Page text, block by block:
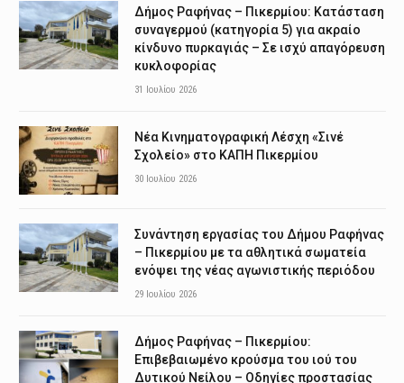
Δήμος Ραφήνας – Πικερμίου: Κατάσταση
συναγερμού (κατηγορία 5) για ακραίο
κίνδυνο πυρκαγιάς – Σε ισχύ απαγόρευση
κυκλοφορίας
31 Ιουλίου 2026
Νέα Κινηματογραφική Λέσχη «Σινέ
Σχολείο» στο ΚΑΠΗ Πικερμίου
30 Ιουλίου 2026
Συνάντηση εργασίας του Δήμου Ραφήνας
– Πικερμίου με τα αθλητικά σωματεία
ενόψει της νέας αγωνιστικής περιόδου
29 Ιουλίου 2026
Δήμος Ραφήνας – Πικερμίου:
Επιβεβαιωμένο κρούσμα του ιού του
Δυτικού Νείλου – Οδηγίες προστασίας